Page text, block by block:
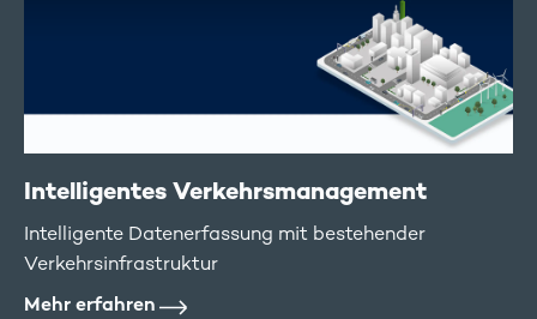
Intelligentes Verkehrs­management
Intelligente Datenerfassung mit bestehender
Verkehrsinfrastruktur
Mehr erfahren